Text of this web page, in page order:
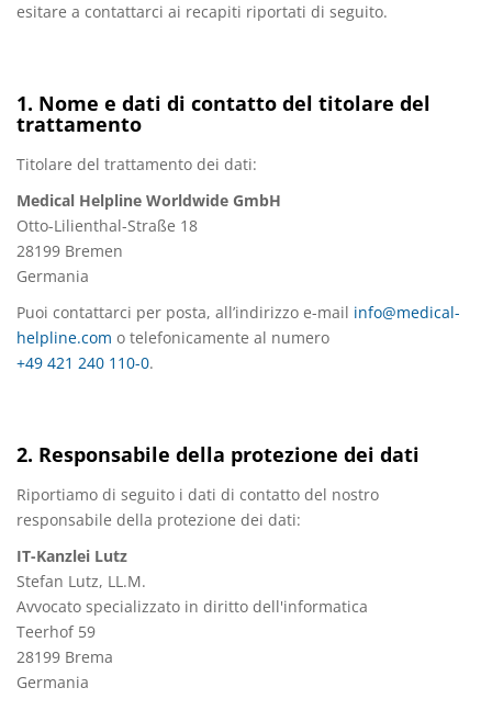
esitare a contattarci ai recapiti riportati di seguito.
1. Nome e dati di contatto del titolare del
trattamento
Titolare del trattamento dei dati:
Medical Helpline Worldwide GmbH
Otto-Lilienthal-Straße 18
28199 Bremen
Germania
Puoi contattarci per posta, all’indirizzo e-mail info@medical-
helpline.com o telefonicamente al numero
+49 421 240 110-0.
2. Responsabile della protezione dei dati
Riportiamo di seguito i dati di contatto del nostro
responsabile della protezione dei dati:
IT-Kanzlei Lutz
Stefan Lutz, LL.M.
Avvocato specializzato in diritto dell'informatica
Teerhof 59
28199 Brema
Germania